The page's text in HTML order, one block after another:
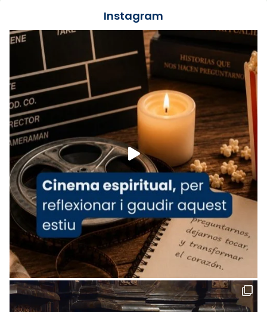
Recupera l'entrevista comp
Vatican
tican News 👇
www.vaticannews.va/es/iglesia/news/2026-
07/carmina-historia-depresion-papa-viaje-
espana-testimoni...
Foto
View on Facebook · Share
Arquebisbat de Barcelona
2 weeks ago
«Avui les santes Juliana i Semproniana ens
ajuden a alçar la mirada»
Mons. Sergi Gordo, bisbe de Tortosa, ha
presidit aquest 27 de juliol la missa de Les
Santes de Mataró.
🔗tinyurl.com/cvu5jmbk
Instagram